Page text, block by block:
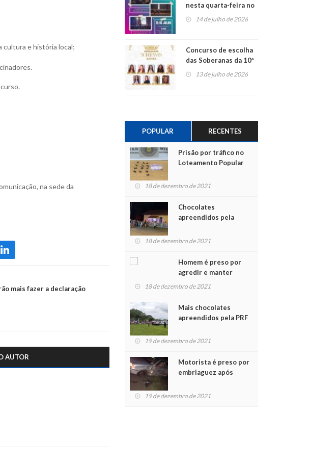
cultura e história local;
na sede da
mais fazer a declaração
AUTOR
nesta quarta-feira no
Centro de Cultura de
São Sebastião do Caí
14 de julho de 2026
Concurso de escolha
das Soberanas da 10ª
Alto Fest terá nove
13 de julho de 2026
POPULAR RECENTES
Prisão por tráfico no
Loteamento Popular
18 de dezembro de 2021
Chocolates
apreendidos pela
para crianças na
18 de dezembro de 2021
Homem é preso por
agredir e manter
mulher em cárcere
18 de dezembro de 2021
Mais chocolates
apreendidos pela PRF
crianças no Natal
19 de dezembro de 2021
Motorista é preso por
embriaguez após
feridos
19 de dezembro de 2021